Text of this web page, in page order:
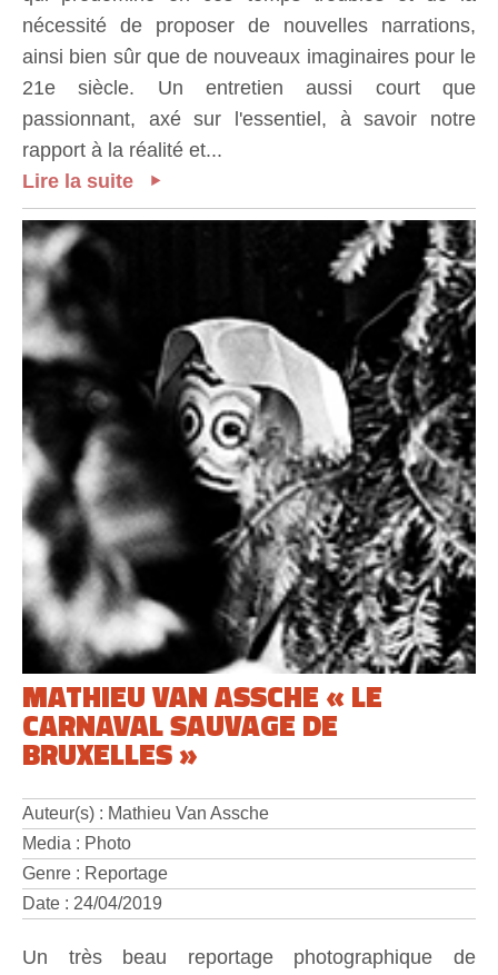
nécessité de proposer de nouvelles narrations,
ainsi bien sûr que de nouveaux imaginaires pour le
21e siècle. Un entretien aussi court que
passionnant, axé sur l'essentiel, à savoir notre
rapport à la réalité et...
Lire la suite
MATHIEU VAN ASSCHE « LE
CARNAVAL SAUVAGE DE
BRUXELLES »
Auteur(s) : Mathieu Van Assche
Media : Photo
Genre : Reportage
Date : 24/04/2019
Un très beau reportage photographique de